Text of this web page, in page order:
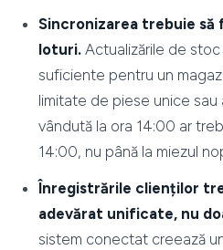
Sincronizarea trebuie să
loturi. Actualizările de
suficiente pentru un
limitate de piese unice
vândută la ora 14:00 ar
14:00, nu până la miezul
Înregistrările clienților
adevărat unificate, nu
sistem conectat creează